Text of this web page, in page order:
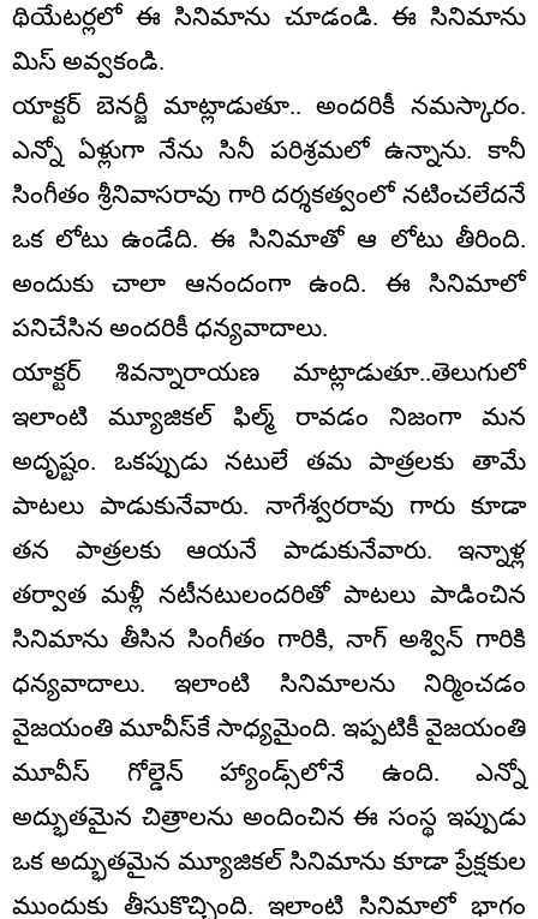
థియేటర్లలో ఈ సినిమాను చూడండి. ఈ సినిమాను
మిస్ అవ్వకండి.
యాక్టర్ బెనర్జీ మాట్లాడుతూ.. అందరికీ నమస్కారం.
ఎన్నో ఏళ్లుగా నేను సినీ పరిశ్రమలో ఉన్నాను. కానీ
సింగీతం శ్రీనివాసరావు గారి దర్శకత్వంలో నటించలేదనే
ఒక లోటు ఉండేది. ఈ సినిమాతో ఆ లోటు తీరింది.
అందుకు చాలా ఆనందంగా ఉంది. ఈ సినిమాలో
పనిచేసిన అందరికీ ధన్యవాదాలు.
యాక్టర్ శివన్నారాయణ మాట్లాడుతూ..తెలుగులో
ఇలాంటి మ్యూజికల్ ఫిల్మ్ రావడం నిజంగా మన
అదృష్టం. ఒకప్పుడు నటులే తమ పాత్రలకు తామే
పాటలు పాడుకునేవారు. నాగేశ్వరరావు గారు కూడా
తన పాత్రలకు ఆయనే పాడుకునేవారు. ఇన్నాళ్ల
తర్వాత మళ్లీ నటీనటులందరితో పాటలు పాడించిన
సినిమాను తీసిన సింగీతం గారికి, నాగ్ అశ్విన్ గారికి
ధన్యవాదాలు. ఇలాంటి సినిమాలను నిర్మించడం
వైజయంతి మూవీస్‌కే సాధ్యమైంది. ఇప్పటికీ వైజయంతి
మూవీస్ గోల్డెన్ హ్యాండ్స్‌లోనే ఉంది. ఎన్నో
అద్భుతమైన చిత్రాలను అందించిన ఈ సంస్థ ఇప్పుడు
ఒక అద్భుతమైన మ్యూజికల్ సినిమాను కూడా ప్రేక్షకుల
ముందుకు తీసుకొచ్చింది. ఇలాంటి సినిమాలో భాగం